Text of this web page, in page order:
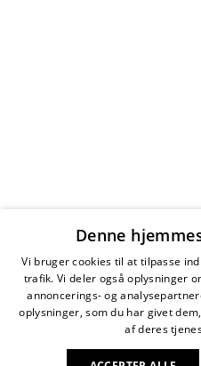
Denne
Vi bruger cookies til at tilpasse
trafik. Vi deler også oplysninger
annoncerings- og
oplysninger, som du har givet
af deres